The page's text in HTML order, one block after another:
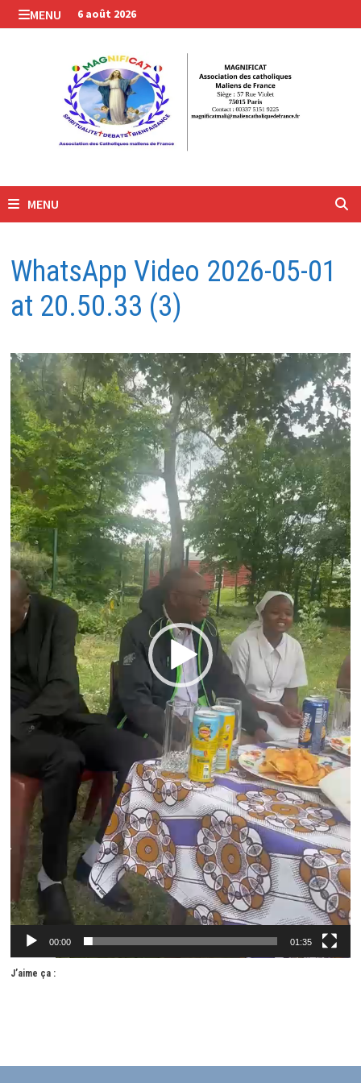
Passer
au
MENU 6 août 2026
MENU
WhatsApp Video 2026-05-01
at 20.50.33 (3)
Lecteur
vidéo
00:00 01:35
J’aime ça :